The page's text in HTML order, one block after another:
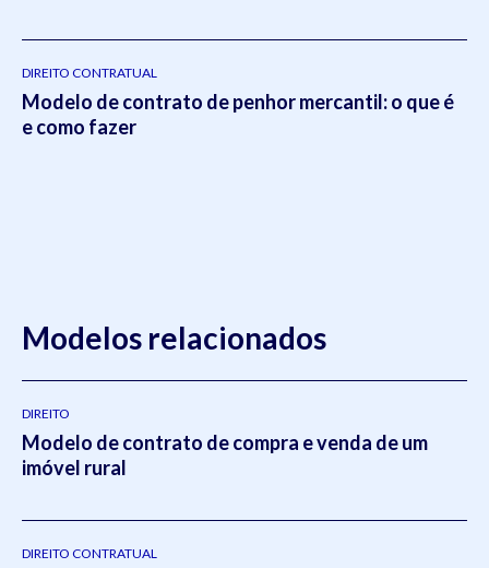
DIREITO CONTRATUAL
Modelo de contrato de penhor mercantil: o que é
e como fazer
Modelos relacionados
DIREITO
Modelo de contrato de compra e venda de um
imóvel rural
DIREITO CONTRATUAL